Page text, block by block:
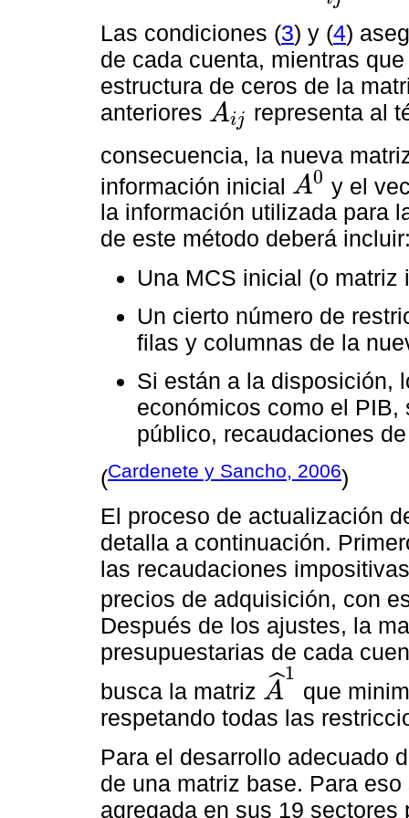
Las condiciones (3) y (4)
de cada cuenta, mientras
estructura de ceros de la
anteriores Aij
Aij
representa al
consecuencia, la nueva
información inicial A0
A0
y el
la información utilizada para
de este método deberá
Una MCS inicial (o matriz
Un cierto número de
filas y columnas de la
Si están a la disposición,
económicos como el
público, recaudaciones
(Cardenete y Sancho, 2006)
El proceso de actualización
detalla a continuación.
las recaudaciones
precios de adquisición, con
Después de los ajustes, la
presupuestarias de cada
busca la matriz A
ˆ1
A^1
que
respetando todas las
Para el desarrollo adecuado
de una matriz base. Para
agregada en sus 19